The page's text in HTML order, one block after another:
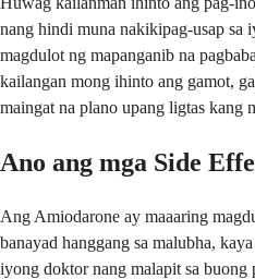
nang hindi muna nakikipag-usap sa
magdulot ng mapanganib na
kailangan mong ihinto ang gamot,
maingat na plano upang ligtas kang
Ano ang mga Side
Ang Amiodarone ay maaaring
banayad hanggang sa malubha,
iyong doktor nang malapit sa buong